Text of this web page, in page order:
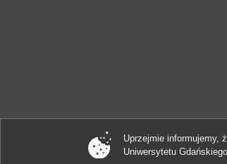
Uprzejmie informujemy,
Uniwersytetu